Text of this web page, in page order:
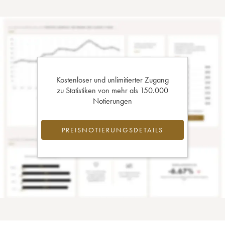
Kostenloser und unlimitierter Zugang
zu Statistiken von mehr als 150.000
Notierungen
PREISNOTIERUNGSDETAILS